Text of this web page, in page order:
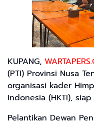
KUPANG,
(PTI) Provinsi Nusa
organisasi kader
Indonesia (HKTI),
Pelantikan Dewan